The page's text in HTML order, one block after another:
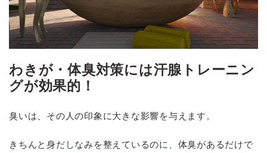
わきが・体臭対策には汗腺トレーニン
グが効果的！
臭いは、その人の印象に大きな影響を与えます。
きちんと身だしなみを整えているのに、体臭があるだけで